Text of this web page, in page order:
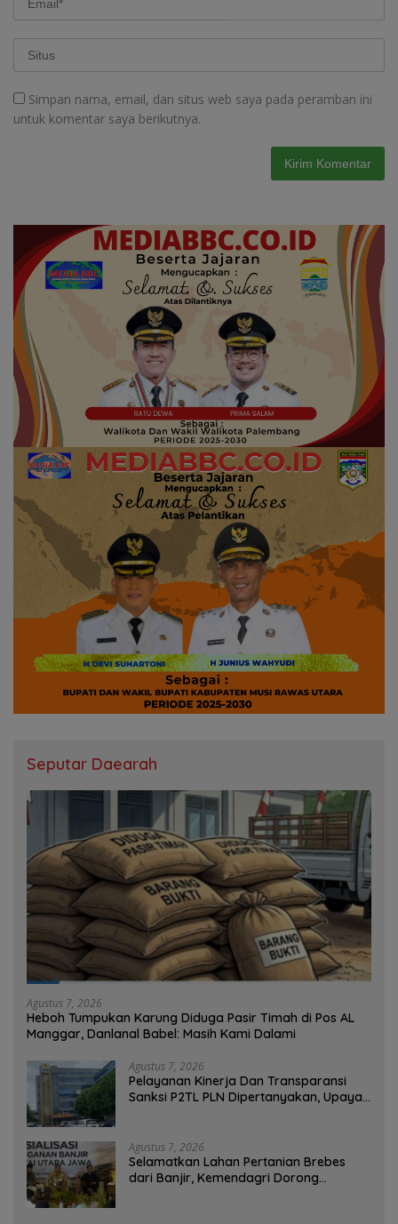
Simpan nama, email, dan situs web saya pada peramban ini
untuk komentar saya berikutnya.
Seputar Daearah
Agustus 7, 2026
Heboh Tumpukan Karung Diduga Pasir Timah di Pos AL
Manggar, Danlanal Babel: Masih Kami Dalami
Agustus 7, 2026
Pelayanan Kinerja Dan Transparansi
Sanksi P2TL PLN Dipertanyakan, Upaya
Agustus 7, 2026
Selamatkan Lahan Pertanian Brebes
dari Banjir, Kemendagri Dorong